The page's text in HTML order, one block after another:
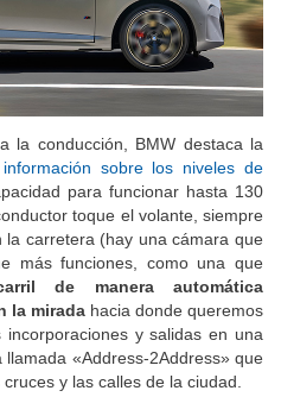
la conducción, BMW destaca la
sobre los niveles de
para funcionar hasta 130
toque el volante, siempre
carretera (hay una cámara que
más funciones, como una que
de manera automática
la mirada hacia donde queremos
y salidas en una
llamada «Address-2Address» que
y las calles de la ciudad.